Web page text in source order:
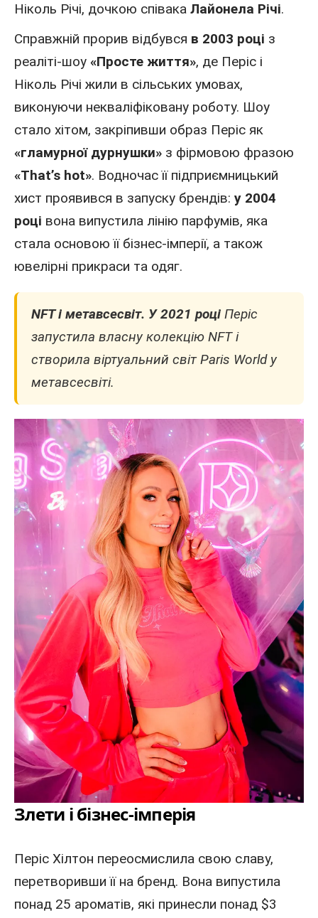
Ніколь Річі, дочкою співака Лайонела Річі.
Справжній прорив відбувся в 2003 році з
реаліті-шоу «Просте життя», де Періс і
Ніколь Річі жили в сільських умовах,
виконуючи некваліфіковану роботу. Шоу
стало хітом, закріпивши образ Періс як
«гламурної дурнушки» з фірмовою фразою
«That’s hot». Водночас її підприємницький
хист проявився в запуску брендів: у 2004
році вона випустила лінію парфумів, яка
стала основою її бізнес-імперії, а також
ювелірні прикраси та одяг.
NFT і метавсесвіт. У 2021 році Періс
запустила власну колекцію NFT і
створила віртуальний світ Paris World у
метавсесвіті.
Злети і бізнес-імперія
Періс Хілтон переосмислила свою славу,
перетворивши її на бренд. Вона випустила
понад 25 ароматів, які принесли понад $3